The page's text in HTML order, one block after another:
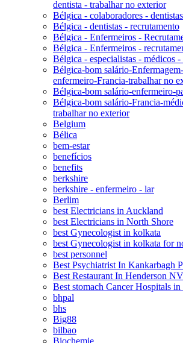
dentista - trabalhar no exterior
Bélgica - colaboradores -
Bélgica - dentistas - recrutamento
Bélgica - Enfermeiros -
Bélgica - Enfermeiros -
Bélgica - especialistas - médicos
Bélgica-bom salário-
enfermeiro-Francia-trabalhar no
Bélgica-bom salário-enfermeiro-
Bélgica-bom salário-Francia-
trabalhar no exterior
Belgium
Bélica
bem-estar
benefícios
benefits
berkshire
berkshire - enfermeiro - lar
Berlim
best Electricians in Auckland
best Electricians in North Shore
best Gynecologist in kolkata
best Gynecologist in kolkata for
best personnel
Best Psychiatrist In Kankarbagh
Best Restaurant In Henderson NV
Best stomach Cancer Hospitals in
bhpal
bhs
Big88
bilbao
Biochemie